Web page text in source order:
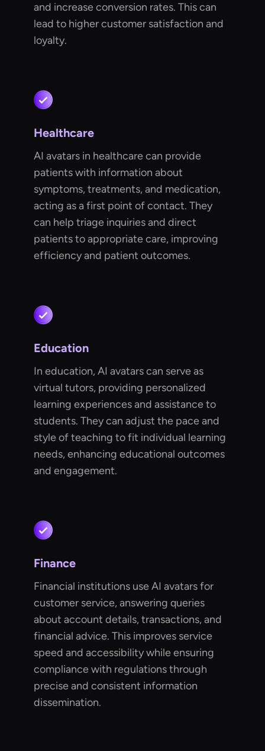
and increase conversion rates. This can
lead to higher customer satisfaction and
loyalty.
Healthcare
AI avatars in healthcare can provide
patients with information about
symptoms, treatments, and medication,
acting as a first point of contact. They
can help triage inquiries and direct
patients to appropriate care, improving
efficiency and patient outcomes.
Education
In education, AI avatars can serve as
virtual tutors, providing personalized
learning experiences and assistance to
students. They can adjust the pace and
style of teaching to fit individual learning
needs, enhancing educational outcomes
and engagement.
Finance
Financial institutions use AI avatars for
customer service, answering queries
about account details, transactions, and
financial advice. This improves service
speed and accessibility while ensuring
compliance with regulations through
precise and consistent information
dissemination.